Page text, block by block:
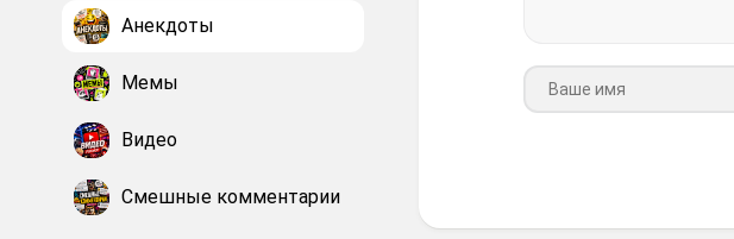
Анекдоты
Мемы
Видео
Смешные комментарии
Ваше имя